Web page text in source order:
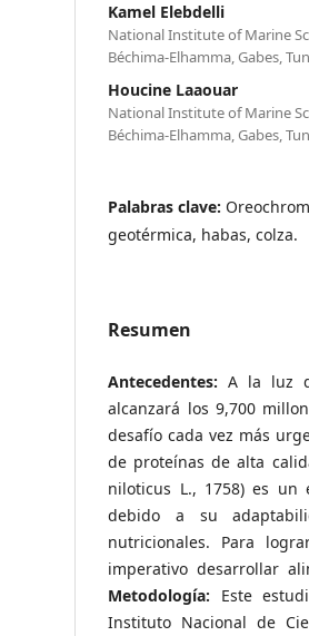
Kamel Elebdelli
National Institute of Marine
Béchima-Elhamma, Gabes,
Houcine Laaouar
National Institute of Marine
Béchima-Elhamma, Gabes,
Palabras clave:
geotérmica, habas, colza.
Resumen
Antecedentes: A la luz
alcanzará los 9,700
desafío cada vez más
de proteínas de alta
niloticus L., 1758) es un
debido a su
nutricionales. Para
imperativo desarrollar
Metodología: Este
Instituto Nacional de